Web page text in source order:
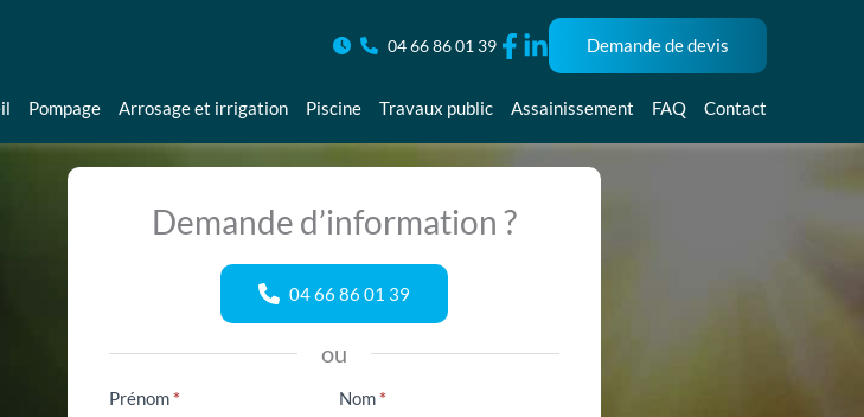
Pompage Arrosage et irrigation Piscine Travaux public Assainissement FAQ Contact
04 66 86 01 39 Demande de devis
Demande d’information ?
04 66 86 01 39
ou
Formulaire
Prénom* Nom*